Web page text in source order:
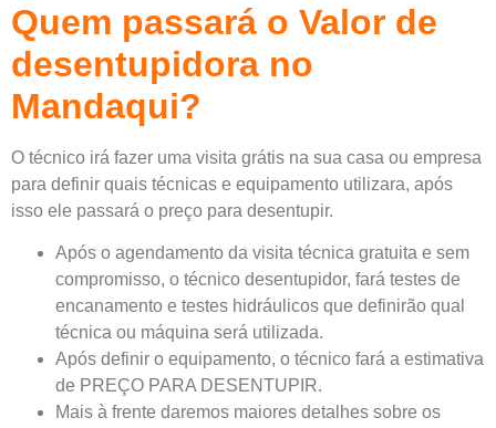
Quem passará o Valor de
desentupidora no
Mandaqui?
O técnico irá fazer uma visita grátis na sua casa ou empresa
para definir quais técnicas e equipamento utilizara, após
isso ele passará o preço para desentupir.
Após o agendamento da visita técnica gratuita e sem
compromisso, o técnico desentupidor, fará testes de
encanamento e testes hidráulicos que definirão qual
técnica ou máquina será utilizada.
Após definir o equipamento, o técnico fará a estimativa
de PREÇO PARA DESENTUPIR.
Mais à frente daremos maiores detalhes sobre os